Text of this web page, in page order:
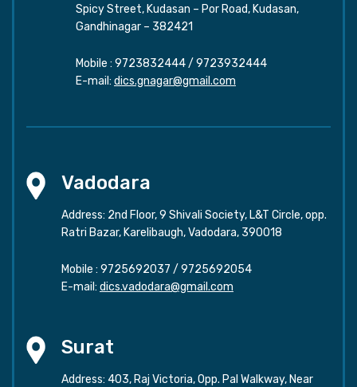
Spicy Street, Kudasan – Por Road, Kudasan,
Gandhinagar – 382421
Mobile : 9723832444/ 9723932444
E-mail: dics.gnagar@gmail.com
Vadodara
Address: 2nd Floor, 9 Shivali Society, L&T Circle, opp.
Ratri Bazar, Karelibaugh, Vadodara, 390018
Mobile : 9725692037 / 9725692054
E-mail: dics.vadodara@gmail.com
Surat
Address: 403, Raj Victoria, Opp. Pal Walkway, Near